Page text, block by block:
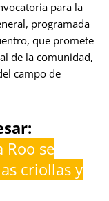
para la
programada
que promete
de la comunidad,
campo de
Roo se
criollas y